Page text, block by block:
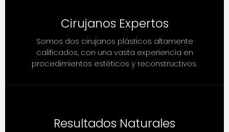
Cirujanos Expertos
Somos dos cirujanos plásticos altamente
calificados, con una vasta experiencia en
procedimientos estéticos y reconstructivos.
Resultados Naturales